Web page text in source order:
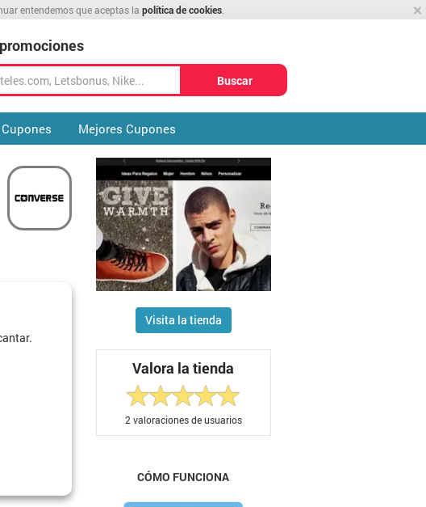
×
entendemos que aceptas la política de cookies
Buscar
Mejores Cupones
Visita la tienda
Valora la tienda
2 valoraciones de usuarios
CÓMO FUNCIONA